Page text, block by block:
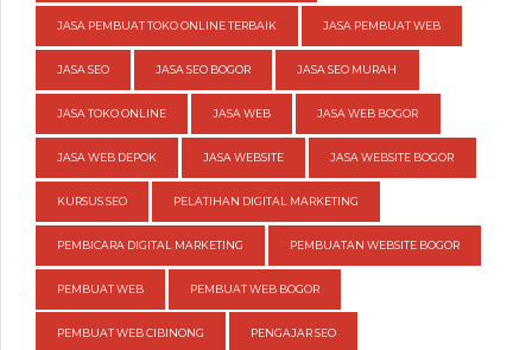
JASA PEMBUAT TOKO ONLINE TERBAIK JASA PEMBUAT WEB
JASA SEO JASA SEO BOGOR JASA SEO MURAH
JASA TOKO ONLINE JASA WEB JASA WEB BOGOR
JASA WEB DEPOK JASA WEBSITE JASA WEBSITE BOGOR
KURSUS SEO PELATIHAN DIGITAL MARKETING
PEMBICARA DIGITAL MARKETING PEMBUATAN WEBSITE BOGOR
PEMBUAT WEB PEMBUAT WEB BOGOR
PEMBUAT WEB CIBINONG PENGAJAR SEO